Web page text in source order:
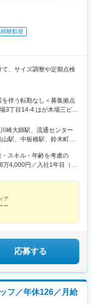
み、国内の販売店や協力
員のトレーナーとして
、フィールドサービスエ
らの電話問い合わせ業務
販売やサポートに関する
、原理について学んでい
ス事業：
ております。メルクの製品
や、薬剤を製造するため
ンドツーエンドのシステ
では、30万品目以上の製
れ替えるなど研究者から
知されています。
験歓迎
、サイズ調整や定期点検
伴う転勤なし＜募集拠点
丁目14-4 はが木場三ビル
1-27-1■船橋営業所 ：
神 101■川崎東営業所 ：
営業所 ：東京都大田区
：東京都府中市片町3-
粕谷4-18-4-1F■板橋営業
崎大師駅、流通センター
駅、中板橋駅、鈴木町
スキル・年齢を考慮の
4,000円／入社1年目（内
手当8,000円＋住宅手当1万
ア
ー
は1分単位
応募する
フ／年休126／月給